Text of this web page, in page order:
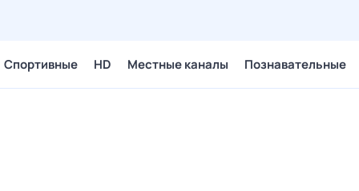
Спортивные HD Местные каналы Познавательные